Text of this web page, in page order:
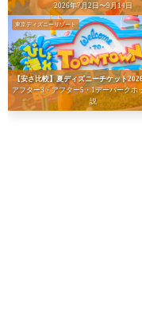
2026年7月2日〜9月14日
東京ディズニーリゾート
【安さ比較】夏ディズニーチケット
アフター3・アフター5・1デーパークホ
説